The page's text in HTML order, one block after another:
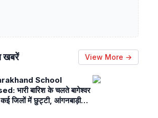
खबरें View More →
School
भारी बारिश के चलते बागेश्वर
जिलों में छुट्टी, आंगनबाड़ी